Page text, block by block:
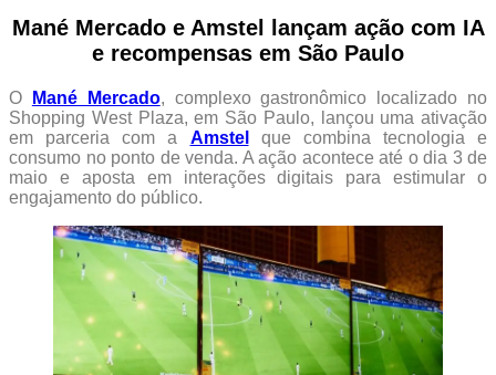
Mané Mercado e Amstel lançam ação com IA
e recompensas em São Paulo
O Mané Mercado, complexo gastronômico localizado no
Shopping West Plaza, em São Paulo, lançou uma ativação
em parceria com a Amstel
que combina tecnologia e
consumo no ponto de venda. A ação acontece até o dia 3 de
maio e aposta em interações digitais para estimular o
engajamento do público.